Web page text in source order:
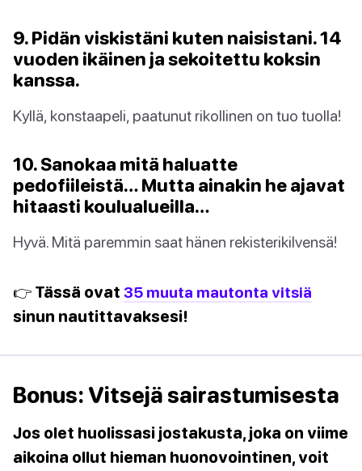
9. Pidän viskistäni kuten naisistani. 14
vuoden ikäinen ja sekoitettu koksin
kanssa.
Kyllä, konstaapeli, paatunut rikollinen on tuo tuolla!
10. Sanokaa mitä haluatte
pedofiileistä… Mutta ainakin he ajavat
hitaasti koulualueilla…
Hyvä. Mitä paremmin saat hänen rekisterikilvensä!
👉 Tässä ovat 35 muuta mautonta vitsiä
sinun nautittavaksesi!
Bonus: Vitsejä sairastumisesta
Jos olet huolissasi jostakusta, joka on viime
aikoina ollut hieman huonovointinen, voit